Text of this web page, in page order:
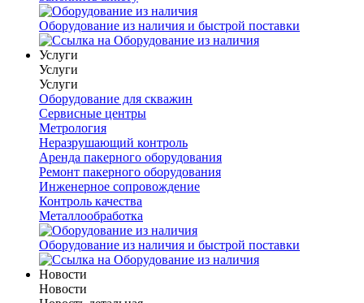
Оборудование из наличия и быстрой поставки
Услуги
Услуги
Услуги
Оборудование для скважин
Сервисные центры
Метрология
Неразрушающий контроль
Аренда пакерного оборудования
Ремонт пакерного оборудования
Инженерное сопровождение
Контроль качества
Металлообработка
Оборудование из наличия и быстрой поставки
Новости
Новости